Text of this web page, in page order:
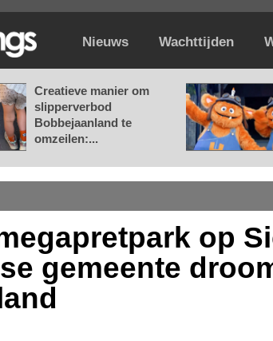
Nieuws Wachttijden
Creatieve manier om
slipperverbod
Bobbejaanland te
omzeilen:...
op
gemeente